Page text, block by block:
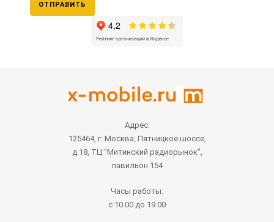
ОТПРАВИТЬ
Адрес:
125464, г. Москва, Пятницкое шоссе,
д.18, ТЦ "Митинский радиорынок",
павильон 154
Часы работы:
с 10.00 до 19.00